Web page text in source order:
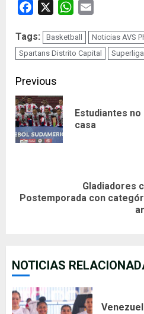
Facebook WhatsApp
Tags: Basketball
Noticias AVS
Spartans Distrito Capital
Continue
Reading
Previous
Estudiantes
casa
Next
Gladiadores
Postemporada con
NOTICIAS